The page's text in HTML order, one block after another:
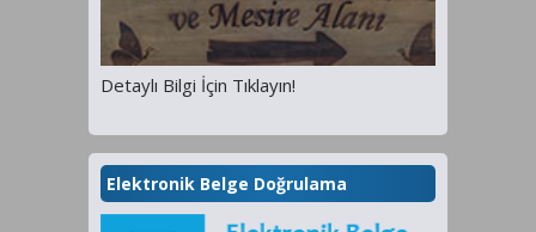
Detaylı Bilgi İçin Tıklayın!
Elektronik Belge Doğrulama